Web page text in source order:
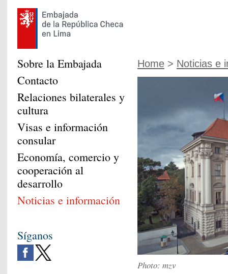
Home > Noticias e
Photo: mzv
Sobre la Embajada
Contacto
Relaciones bilaterales y
cultura
Visas e información
consular
Economía, comercio y
cooperación al
desarrollo
Noticias e información
Síganos